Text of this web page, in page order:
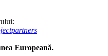
Europeană.